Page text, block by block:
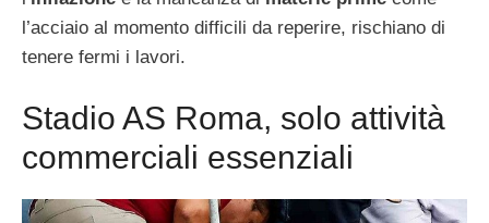
l’acciaio al momento difficili da reperire, rischiano di
tenere fermi i lavori.
Stadio AS Roma, solo attività
commerciali essenziali